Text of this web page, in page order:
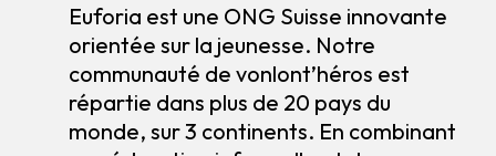
Euforia est une ONG Suisse innovante
orientée sur la jeunesse. Notre
communauté de vonlont’héros est
répartie dans plus de 20 pays du
monde, sur 3 continents. En combinant